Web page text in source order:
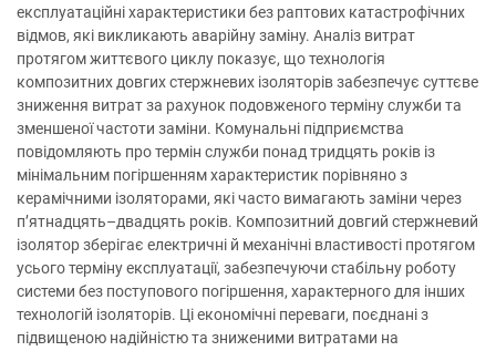
експлуатаційні характеристики без раптових катастрофічних
відмов, які викликають аварійну заміну. Аналіз витрат
протягом життєвого циклу показує, що технологія
композитних довгих стержневих ізоляторів забезпечує суттєве
зниження витрат за рахунок подовженого терміну служби та
зменшеної частоти заміни. Комунальні підприємства
повідомляють про термін служби понад тридцять років із
мінімальним погіршенням характеристик порівняно з
керамічними ізоляторами, які часто вимагають заміни через
п’ятнадцять–двадцять років. Композитний довгий стержневий
ізолятор зберігає електричні й механічні властивості протягом
усього терміну експлуатації, забезпечуючи стабільну роботу
системи без поступового погіршення, характерного для інших
технологій ізоляторів. Ці економічні переваги, поєднані з
підвищеною надійністю та зниженими витратами на